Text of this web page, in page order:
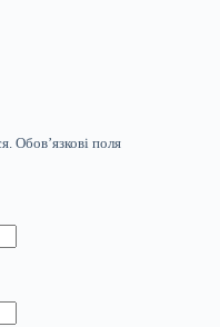
Обов’язкові поля